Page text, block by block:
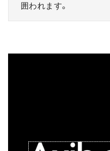
囲われます。